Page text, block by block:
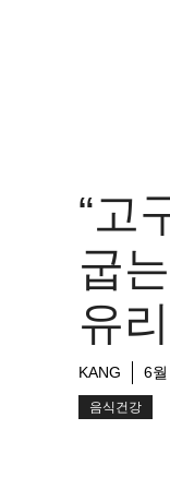
“고
굽
유
KANG 6
음식건강